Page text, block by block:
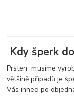
Kdy šperk
Prsten musíme
většině případů je
Vás ihned po